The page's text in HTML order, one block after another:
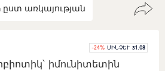
ըստ առկայության
-24% ՄԻՆՉԵՒ 31.08